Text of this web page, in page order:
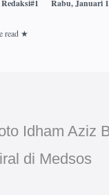
read
Idham Aziz
di Medsos